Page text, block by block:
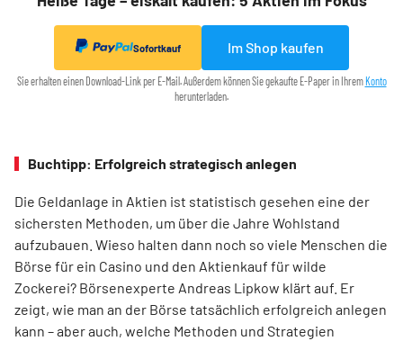
Sofortkauf Im Shop kaufen
Sie erhalten einen Download-Link per E-Mail. Außerdem können Sie gekaufte E-Paper in Ihrem Konto
herunterladen.
Buchtipp: Erfolgreich strategisch anlegen
Die Geldanlage in Aktien ist statistisch gesehen eine der
sichersten Methoden, um über die Jahre Wohlstand
aufzubauen. Wieso halten dann noch so viele Menschen die
Börse für ein Casino und den Aktienkauf für wilde
Zockerei? Börsenexperte Andreas Lipkow klärt auf. Er
zeigt, wie man an der Börse tatsächlich erfolgreich anlegen
kann – aber auch, welche Methoden und Strategien